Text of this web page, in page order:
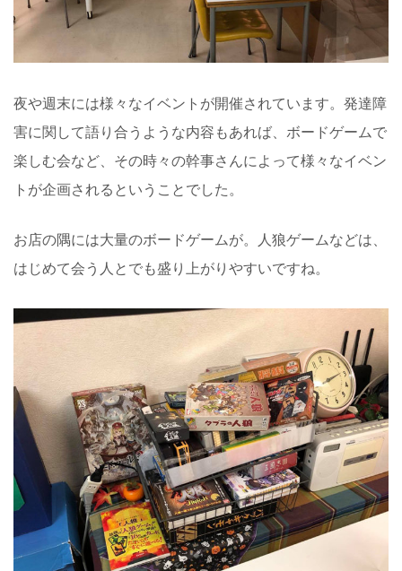
夜や週末には様々なイベントが開催されています。発達障
害に関して語り合うような内容もあれば、ボードゲームで
楽しむ会など、その時々の幹事さんによって様々なイベン
トが企画されるということでした。
お店の隅には大量のボードゲームが。人狼ゲームなどは、
はじめて会う人とでも盛り上がりやすいですね。